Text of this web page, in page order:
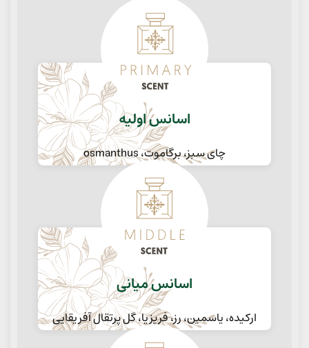
اسانس اولیه
چای سبز، برگاموت، osmanthus
اسانس میانی
ارکیده، یاسمین، رز، فریزیا، گل پرتقال آفریقایی